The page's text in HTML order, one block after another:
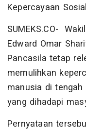
Kepercayaan
SUMEKS.CO-
Edward Omar
Pancasila tetap
memulihkan
manusia di
yang dihadapi
Pernyataan